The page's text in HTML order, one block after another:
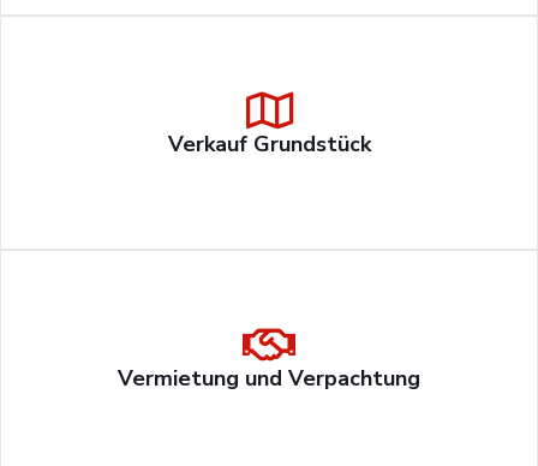
Verkauf Grundstück
Vermietung und Verpachtung